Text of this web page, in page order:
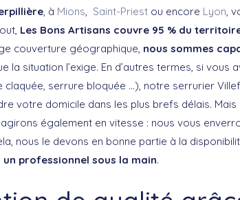
, à Mions, Saint-Priest ou encore Lyon,
Les Bons Artisans couvre 95 % du
couverture géographique, nous sommes
la situation l’exige. En d’autres termes, si vous
serrure bloquée …), notre serrurier
votre domicile dans les plus brefs délais. Mais
également en vitesse : nous vous
nous le devons en bonne partie à la
professionnel sous la main.